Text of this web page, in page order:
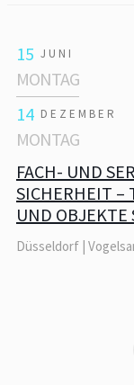
15 JUNI
MONTAG
14 DEZEMBER
MONTAG
FACH- UND
SICHERHEIT –
UND OBJEKTE
Düsseldorf |